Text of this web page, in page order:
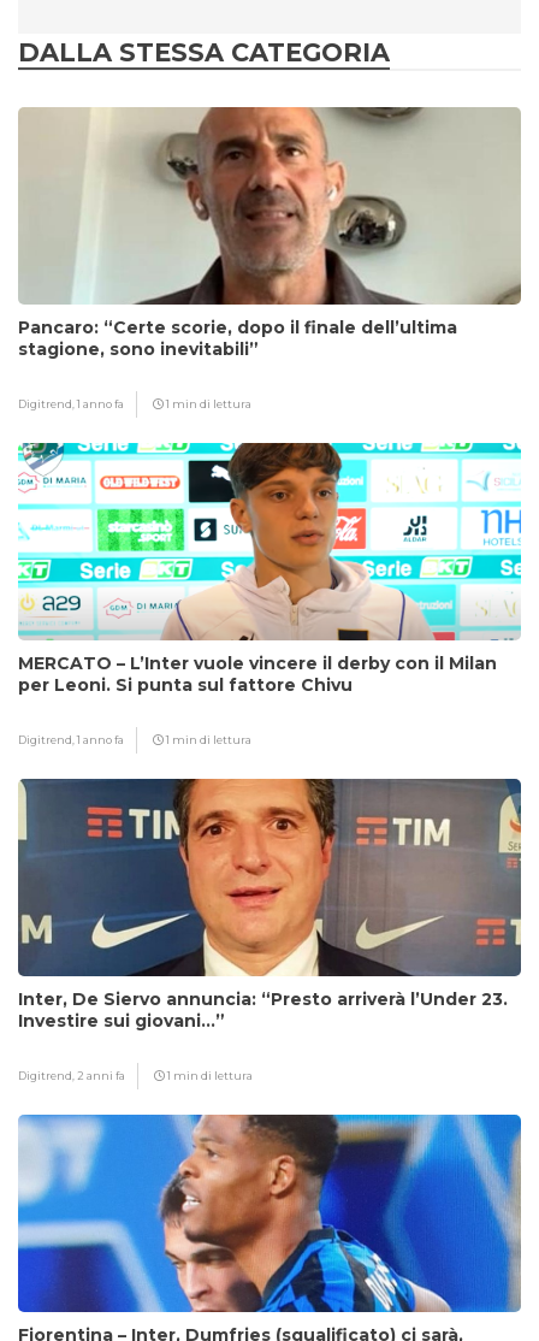
DALLA STESSA CATEGORIA
Pancaro: “Certe scorie, dopo il finale dell’ultima
stagione, sono inevitabili”
Digitrend,1 anno fa 1 min di lettura
MERCATO – L’Inter vuole vincere il derby con il Milan
per Leoni. Si punta sul fattore Chivu
Digitrend,1 anno fa 1 min di lettura
Inter, De Siervo annuncia: “Presto arriverà l’Under 23.
Investire sui giovani…”
Digitrend, 2 anni fa 1 min di lettura
Fiorentina – Inter, Dumfries (squalificato) ci sarà,